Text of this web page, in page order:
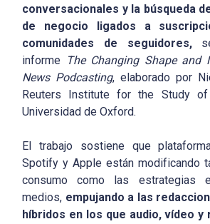
conversacionales y la búsqueda
de negocio ligados a
comunidades de seguidores,
informe The Changing Shape and
News Podcasting, elaborado por
Reuters Institute for the Study
Universidad de Oxford.
El trabajo sostiene que
Spotify y Apple están modificando
consumo como las estrategias
medios, empujando a las
híbridos en los que audio, vídeo